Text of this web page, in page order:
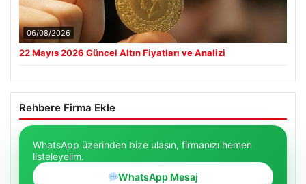
06/08/2026
22 Mayıs 2026 Güncel Altın Fiyatları ve Analizi
Rehbere Firma Ekle
WhatsApp üzerinden bize ulaşın, firmanızı hemen
listeleyelim.
WhatsApp Mesaj